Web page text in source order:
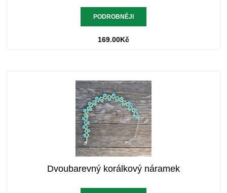
PODROBNĚJI
169.00Kč
Dvoubarevný korálkový náramek